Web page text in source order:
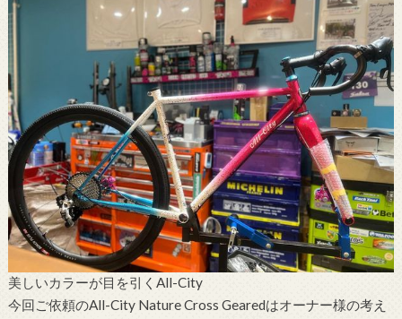
美しいカラーが目を引くAll-City
今回ご依頼のAll-City Nature Cross Gearedはオーナー様の考え